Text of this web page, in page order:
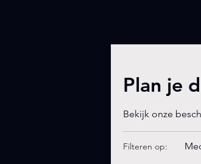
Plan je
Bekijk onze
Filteren op: